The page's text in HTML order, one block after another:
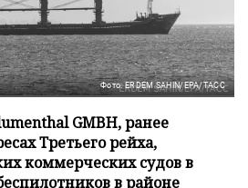
Фото: ERDEM SAHIN/EPA/ТАСС
GMBH, ранее
Третьего рейха,
коммерческих судов в
в районе